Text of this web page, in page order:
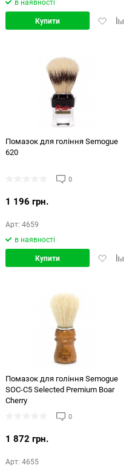
Додати
Купити
Помазок для гоління Semogue
620
0
1 196 грн.
Арт: 4659
в наявності
Додати
Купити
Помазок для гоління Semogue
SOC-C5 Selected Premium Boar
Cherry
0
1 872 грн.
Арт: 4655